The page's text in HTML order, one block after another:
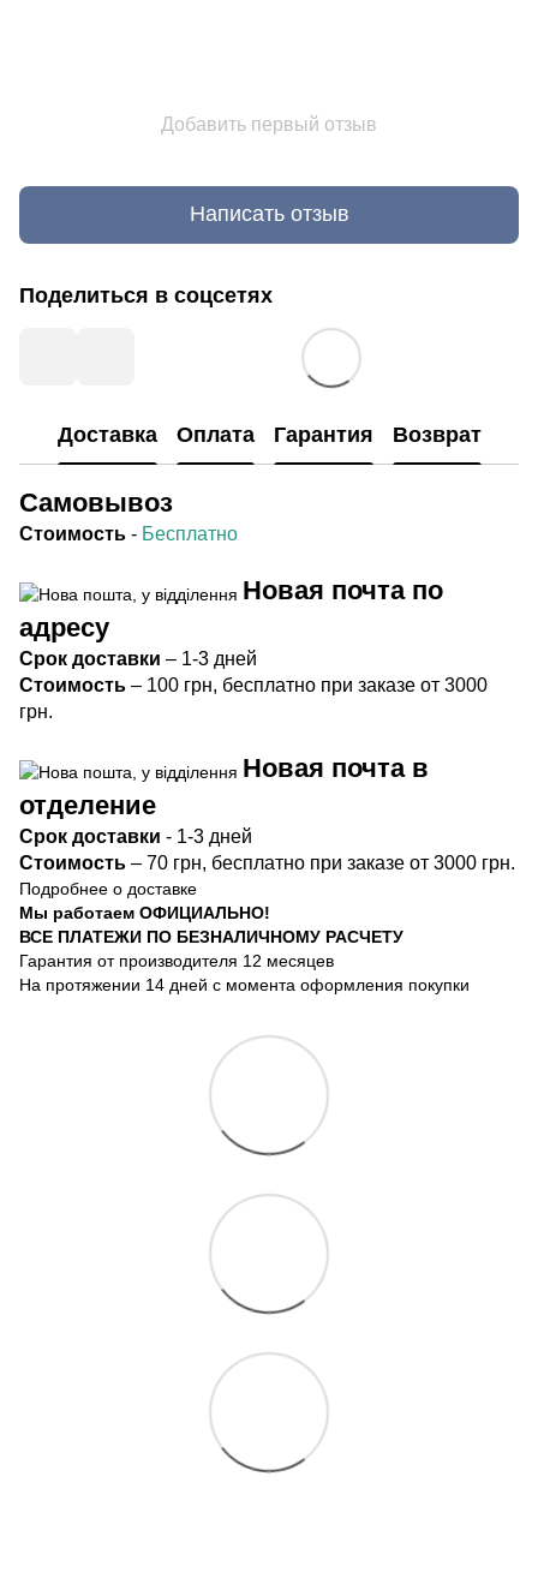
Добавить первый отзыв
Написать отзыв
Поделиться в соцсетях
Доставка Оплата Гарантия Возврат
Самовывоз
Стоимость - Бесплатно
Новая почта по
адресу
Срок доставки – 1-3 дней
Стоимость – 100 грн, бесплатно при заказе от 3000
грн.
Новая почта в
отделение
Срок доставки - 1-3 дней
Стоимость – 70 грн, бесплатно при заказе от 3000 грн.
Подробнее о доставке
Мы работаем ОФИЦИАЛЬНО!
ВСЕ ПЛАТЕЖИ ПО БЕЗНАЛИЧНОМУ РАСЧЕТУ
Гарантия от производителя 12 месяцев
На протяжении 14 дней с момента оформления покупки